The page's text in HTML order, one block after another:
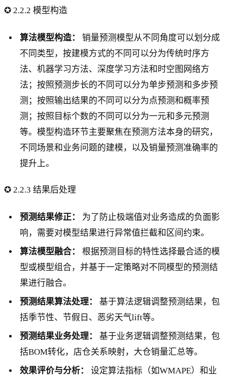
✪ 2.2.2 模型构造
算法模型构造：
销量预测模型从不同角度可以划分成
不同类型，按建模方式的不同可以分为传统时序方
法、机器学习方法、深度学习方法和时空图网络方
法；按照预测步长的不同可以分为单步预测和多步预
测；按照输出结果的不同可以分为点预测和概率预
测；按照目标个数的不同可以分为一元和多元预测
等。模型构造环节主要聚焦在预测方法本身的研究，
不同场景和业务问题的建模，以及销量预测准确率的
提升上。
✪ 2.2.3 结果后处理
预测结果修正：
为了防止极端值对业务造成的负面影
响，需要对模型结果进行异常值拦截和区间约束。
算法模型融合：
根据预测目标的特性选择最合适的模
型或模型组合，并基于一定策略对不同模型的预测结
果进行融合。
预测结果算法处理：
基于算法逻辑调整预测结果，包
括季节性、节假日、恶劣天气lift等。
预测结果业务处理：
基于业务逻辑调整预测结果，包
括BOM转化，店仓关系映射，大仓销量汇总等。
效果评价与分析：
设定算法指标（如WMAPE）和业